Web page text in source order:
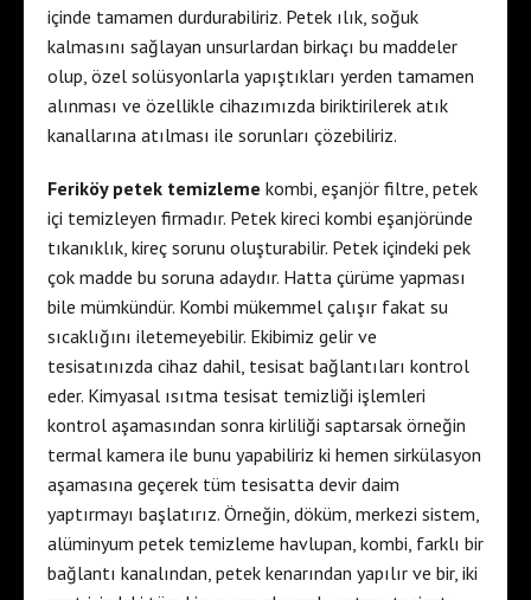
içinde tamamen durdurabiliriz. Petek ılık, soğuk
kalmasını sağlayan unsurlardan birkaçı bu maddeler
olup, özel solüsyonlarla yapıştıkları yerden tamamen
alınması ve özellikle cihazımızda biriktirilerek atık
kanallarına atılması ile sorunları çözebiliriz.
Feriköy petek temizleme kombi, eşanjör filtre, petek
içi temizleyen firmadır. Petek kireci kombi eşanjöründe
tıkanıklık, kireç sorunu oluşturabilir. Petek içindeki pek
çok madde bu soruna adaydır. Hatta çürüme yapması
bile mümkündür. Kombi mükemmel çalışır fakat su
sıcaklığını iletemeyebilir. Ekibimiz gelir ve
tesisatınızda cihaz dahil, tesisat bağlantıları kontrol
eder. Kimyasal ısıtma tesisat temizliği işlemleri
kontrol aşamasından sonra kirliliği saptarsak örneğin
termal kamera ile bunu yapabiliriz ki hemen sirkülasyon
aşamasına geçerek tüm tesisatta devir daim
yaptırmayı başlatırız. Örneğin, döküm, merkezi sistem,
alüminyum petek temizleme havlupan, kombi, farklı bir
bağlantı kanalından, petek kenarından yapılır ve bir, iki